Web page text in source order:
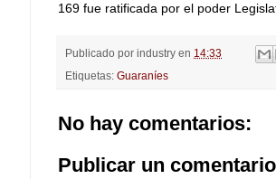
169 fue ratificada por el poder
Publicado por industry en 14:33
Etiquetas: Guaraníes
No hay comentarios:
Publicar un comentario